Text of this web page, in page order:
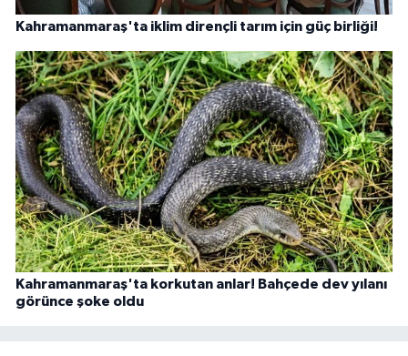
Kahramanmaraş'ta iklim dirençli tarım için güç birliği!
Kahramanmaraş'ta korkutan anlar! Bahçede dev yılanı
görünce şoke oldu